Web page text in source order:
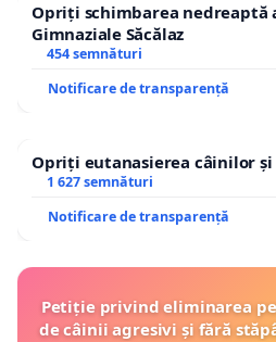
Opriți schimbarea nedreaptă
Gimnaziale Săcălaz
454 semnături
Notificare de transparență
Opriți eutanasierea câinilor
1 627 semnături
Notificare de transparență
Petiție privind eliminarea
de câinii agresivi și fără